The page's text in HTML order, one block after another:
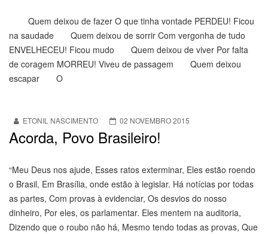
Quem deixou de fazer O que tinha vontade PERDEU! Ficou
na saudade Quem deixou de sorrir Com vergonha de tudo
ENVELHECEU! Ficou mudo Quem deixou de viver Por falta
de coragem MORREU! Viveu de passagem Quem deixou
escapar O
ETONIL NASCIMENTO 02 NOVEMBRO 2015
Acorda, Povo Brasileiro!
“Meu Deus nos ajude, Esses ratos exterminar, Eles estão roendo
o Brasil, Em Brasília, onde estão à legislar. Há notícias por todas
as partes, Com provas à evidenciar, Os desvios do nosso
dinheiro, Por eles, os parlamentar. Eles mentem na auditoria,
Dizendo que o roubo não há, Mesmo tendo todas as provas, Que